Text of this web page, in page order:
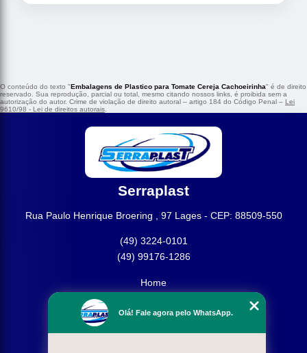
O conteúdo do texto "Embalagens de Plastico para Tomate Cereja Cachoeirinha" é de direito
reservado. Sua reprodução, parcial ou total, mesmo citando nossos links, é proibida sem a
autorização do autor. Crime de violação de direito autoral – artigo 184 do Código Penal – Lei
9610/98 - Lei de direitos autorais
Serraplast
Rua Paulo Henrique Broering , 97 Lages - CEP: 88509-550
(49) 3224-0101
(49) 99176-1286
Home
Missão
Olá! Fale agora pelo WhatsApp.